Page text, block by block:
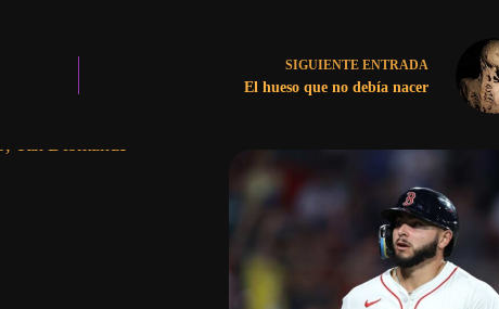
SIGUIENTE ENTRADA
El hueso que no debía nacer